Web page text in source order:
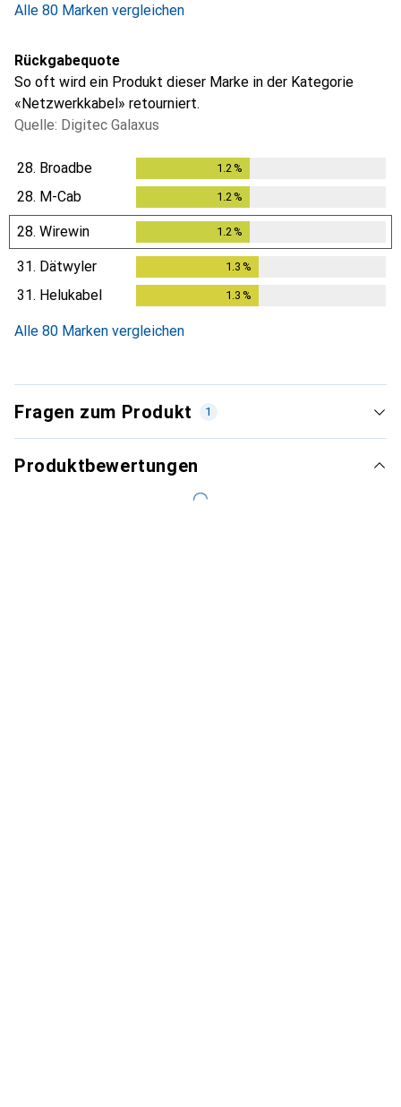
Alle 80 Marken vergleichen
Rückgabequote
So oft wird ein Produkt dieser Marke in der Kategorie
«Netzwerkkabel» retourniert.
Quelle: Digitec Galaxus
28. Broadbe 1.2 %
28. M-Cab 1.2 %
28. Wirewin 1.2 %
31. Dätwyler 1.3 %
31. Helukabel 1.3 %
Alle 80 Marken vergleichen
Fragen zum Produkt 1
Produktbewertungen